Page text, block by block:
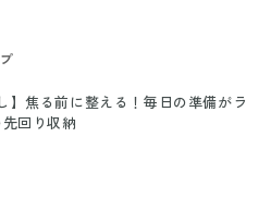
】焦る前に整える！毎日の準備がラ
回り収納